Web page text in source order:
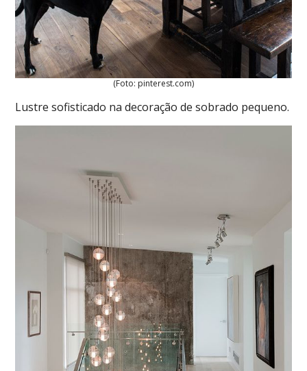
(Foto: pinterest.com)
Lustre sofisticado na decoração de sobrado pequeno.